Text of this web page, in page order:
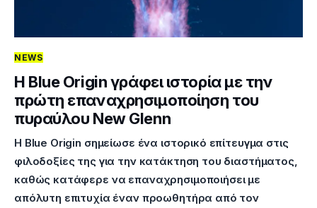
NEWS
Η Blue Origin γράφει ιστορία με την
πρώτη επαναχρησιμοποίηση του
πυραύλου New Glenn
Η Blue Origin σημείωσε ένα ιστορικό επίτευγμα στις
φιλοδοξίες της για την κατάκτηση του διαστήματος,
καθώς κατάφερε να επαναχρησιμοποιήσει με
απόλυτη επιτυχία έναν προωθητήρα από τον